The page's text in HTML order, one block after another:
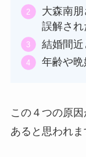
大森南
誤解され
結婚間
年齢や晩
この４つの原
あると思われま